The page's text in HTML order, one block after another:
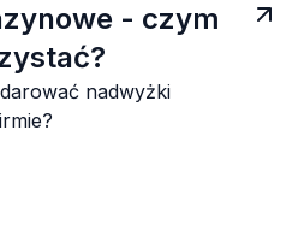
- czym
nadwyżki